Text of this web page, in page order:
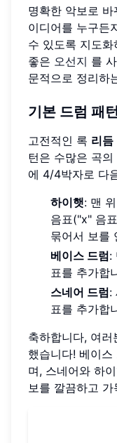
명확한 악보로
이디어를 누구든
수 있도록 지도
좋은 오선지 를
문적으로 정리하
기본 드럼 패턴
고전적인 록 리듬
턴은 수많은 곡
에 4/4박자로 다
하이햇: 맨
음표("x" 음
묶어서 보를
베이스 드럼:
표를 추가합
스네어 드럼:
표를 추가합
축하합니다, 여
했습니다! 베이
며, 스네어와 하
보를 깔끔하고